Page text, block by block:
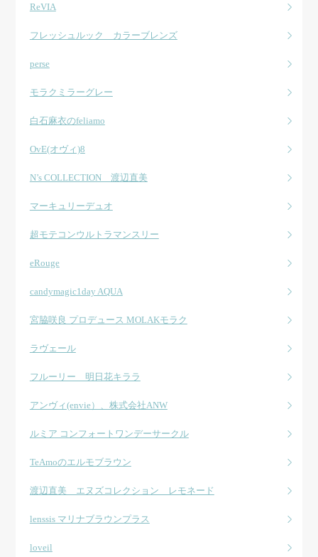
ReVIA
フレッシュルック カラーブレンズ
perse
モラクミラーグレー
白石麻衣のfeliamo
OvE(オヴィ)8
N’s COLLECTION 渡辺直美
マーキュリーデュオ
超モテコンウルトラマンスリー
eRouge
candymagic1day AQUA
宮脇咲良 プロデュース MOLAKモラク
ラヴェール
フルーリー 明日花キララ
アンヴィ(envie）、株式会社ANW
ルミア コンフォートワンデーサークル
TeAmoのエルモブラウン
渡辺直美 エヌズコレクション レモネード
lenssis マリナブラウンプラス
loveil